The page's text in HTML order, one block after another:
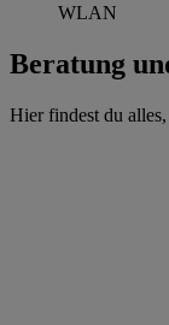
WLAN
Beratung
Hier findest du